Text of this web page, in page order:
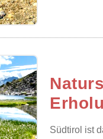
Südtirol ist